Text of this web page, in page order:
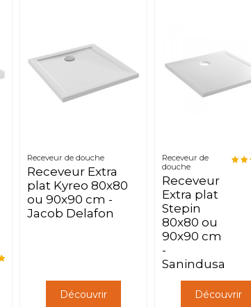
Receveur de douche
Receveur Extra
plat Kyreo 80x80
ou 90x90 cm -
Jacob Delafon
Découvrir
Receveur de
douche
Receveur
Extra plat
Stepin
80x80 ou
90x90 cm
-
Sanindusa
Découvrir